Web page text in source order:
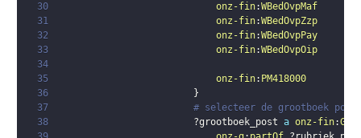
30
onz-fin:WBedOvpMaf
31
onz-fin:WBedOvpZzp
32
onz-fin:WBedOvpPay
33
onz-fin:WBedOvpOip
34
35
onz-fin: PM418000
36
}
37
# selecteer de grootboek
38
?grootboek_post a onz-fin: